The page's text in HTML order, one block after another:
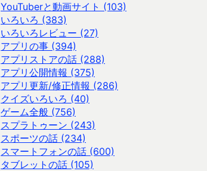
YouTuberと動画サイト (103)
いろいろ (383)
いろいろレビュー (27)
アプリの事 (394)
アプリストアの話 (288)
アプリ公開情報 (375)
アプリ更新/修正情報 (286)
クイズいろいろ (40)
ゲーム全般 (756)
スプラトゥーン (243)
スポーツの話 (234)
スマートフォンの話 (600)
タブレットの話 (105)